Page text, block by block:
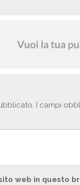
I campi
web in questo